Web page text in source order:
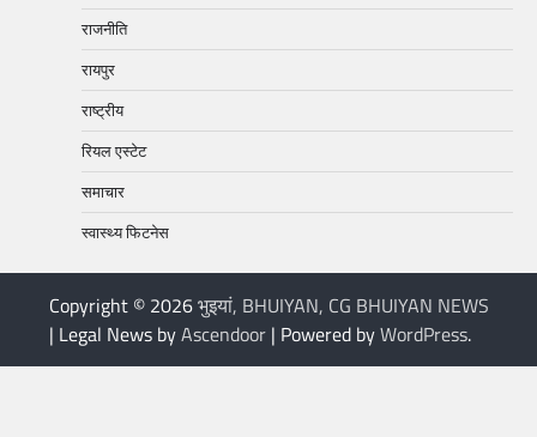
राजनीति
रायपुर
राष्ट्रीय
रियल एस्टेट
समाचार
स्वास्थ्य फिटनेस
Copyright © 2026भुइयां, BHUIYAN, CG BHUIYAN NEWS
| Legal News byAscendoor| Powered byWordPress.